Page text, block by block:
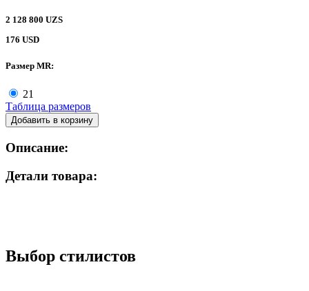
2 128 800 UZS
176 USD
Размер MR:
21
Таблица размеров
Добавить в корзину
Описание:
Детали товара:
Выбор стилистов